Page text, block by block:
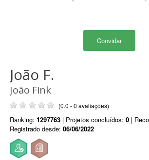
Convidar
João F.
João Fink
(0.0 - 0 avaliações)
Ranking: 1297763 | Projetos concluídos: 0 |
Registrado desde: 06/06/2022